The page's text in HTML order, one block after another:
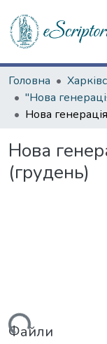
Головна
Нова
(грудень)
Файли